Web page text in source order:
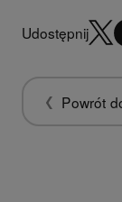
Udostępnij
Powrót